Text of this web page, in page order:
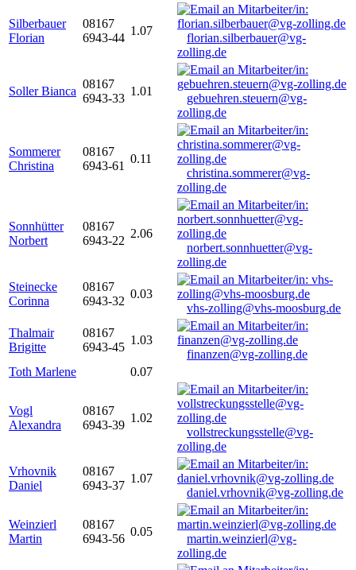
Silberbauer
Florian
08167
6943-44
1.07
florian.silberbauer@vg-
zolling.de
Soller Bianca
08167
6943-33
1.01
gebuehren.steuern@vg-
zolling.de
Sommerer
Christina
08167
6943-61
0.11
christina.sommerer@vg-
zolling.de
Sonnhütter
Norbert
08167
6943-22
2.06
norbert.sonnhuetter@vg-
zolling.de
Steinecke
Corinna
08167
6943-32
0.03
vhs-zolling@vhs-moosburg.de
Thalmair
Brigitte
08167
6943-45
1.03
finanzen@vg-zolling.de
Toth Marlene
0.07
Vogl
Alexandra
08167
6943-39
1.02
vollstreckungsstelle@vg-
zolling.de
Vrhovnik
Daniel
08167
6943-37
1.07
daniel.vrhovnik@vg-zolling.de
Weinzierl
Martin
08167
6943-56
0.05
martin.weinzierl@vg-
zolling.de